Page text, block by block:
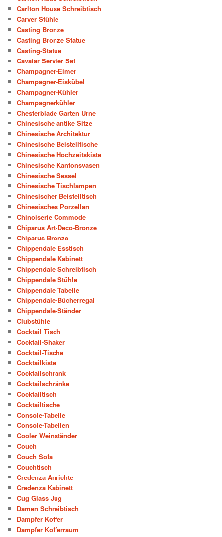
Carlton House Schreibtisch
Carver Stühle
Casting Bronze
Casting Bronze Statue
Casting-Statue
Cavaiar Servier Set
Champagner-Eimer
Champagner-Eiskübel
Champagner-Kühler
Champagnerkühler
Chesterblade Garten Urne
Chinesische antike Sitze
Chinesische Architektur
Chinesische Beistelltische
Chinesische Hochzeitskiste
Chinesische Kantonsvasen
Chinesische Sessel
Chinesische Tischlampen
Chinesischer Beistelltisch
Chinesisches Porzellan
Chinoiserie Commode
Chiparus Art-Deco-Bronze
Chiparus Bronze
Chippendale Esstisch
Chippendale Kabinett
Chippendale Schreibtisch
Chippendale Stühle
Chippendale Tabelle
Chippendale-Bücherregal
Chippendale-Ständer
Clubstühle
Cocktail Tisch
Cocktail-Shaker
Cocktail-Tische
Cocktailkiste
Cocktailschrank
Cocktailschränke
Cocktailtisch
Cocktailtische
Console-Tabelle
Console-Tabellen
Cooler Weinständer
Couch
Couch Sofa
Couchtisch
Credenza Anrichte
Credenza Kabinett
Cug Glass Jug
Damen Schreibtisch
Dampfer Koffer
Dampfer Kofferraum